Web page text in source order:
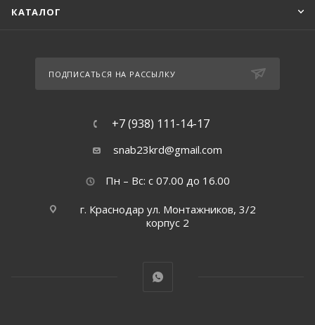
КАТАЛОГ
ПОДПИСАТЬСЯ НА РАССЫЛКУ
+7 (938) 111-14-17
snab23krd@gmail.com
Пн – Вс: с 07.00 до 16.00
г. Краснодар ул. Монтажников, 3/2
корпус 2